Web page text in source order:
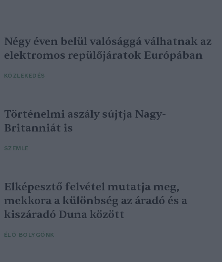
Négy éven belül valósággá válhatnak az
elektromos repülőjáratok Európában
KÖZLEKEDÉS
Történelmi aszály sújtja Nagy-
Britanniát is
SZEMLE
Elképesztő felvétel mutatja meg,
mekkora a különbség az áradó és a
kiszáradó Duna között
ÉLŐ BOLYGÓNK